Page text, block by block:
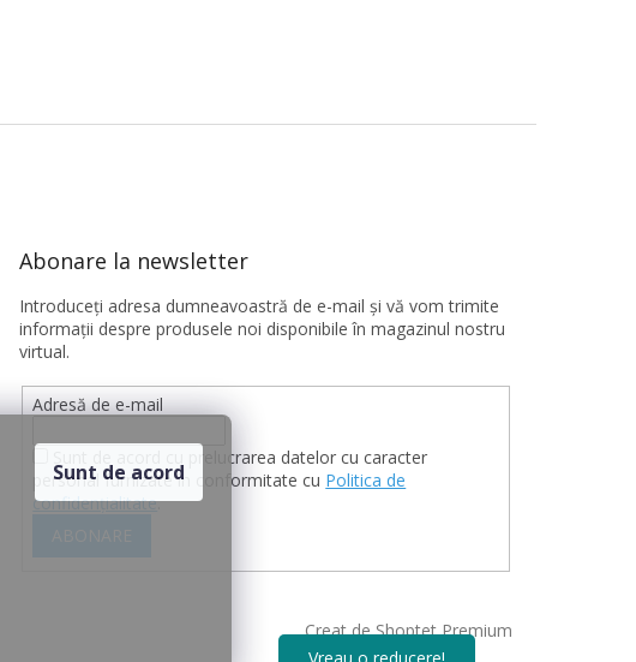
Sunt de acord
Abonare la newsletter
Introduceţi adresa dumneavoastră de e-mail şi vă vom trimite
informaţii despre produsele noi disponibile în magazinul nostru
virtual.
Adresă de e-mail
Sunt de acord cu prelucrarea datelor cu caracter
personal furnizate în conformitate cu Politica de
confidențialitate.
Creat de Shoptet Premium